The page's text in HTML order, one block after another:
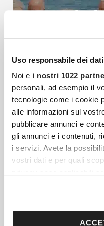
Uso responsabile dei dati
Noi e i nostri 1022
personali, ad esempio il
tecnologie come i cookie
alle informazioni sul
pubblicare annunci e
gli annunci e i contenuti,
i servizi. Avete la
vostri dati e per quali
modificare o revocare il
sull'icona di attivazione
Articoli più
Capodanno In